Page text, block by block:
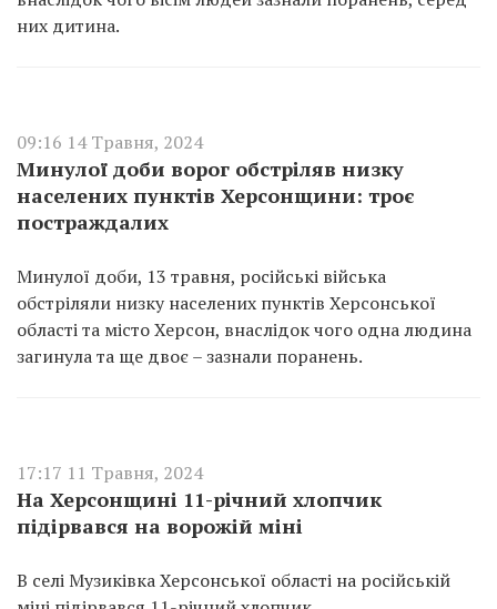
них дитина.
09:16 14 Травня, 2024
Минулої доби ворог обстріляв низку
населених пунктів Херсонщини: троє
постраждалих
Минулої доби, 13 травня, російські війська
обстріляли низку населених пунктів Херсонської
області та місто Херсон, внаслідок чого одна людина
загинула та ще двоє – зазнали поранень.
17:17 11 Травня, 2024
На Херсонщині 11-річний хлопчик
підірвався на ворожій міні
В селі Музиківка Херсонської області на російській